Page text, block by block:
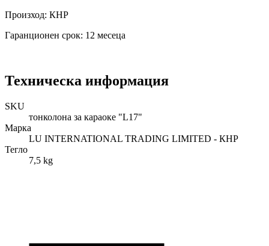
Произход: КНР
Гаранционен срок: 12 месеца
Техническа информация
SKU
тонколона за караоке "L17"
Марка
LU INTERNATIONAL TRADING LIMITED - КНР
Тегло
7,5 kg